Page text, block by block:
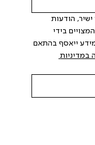
אני מאשר/ת ומסכימ/ה לקבלת דיוור ישיר, הודעות
החברה ובכלל זה דוא"ל SMS ועוד. המידע ייאסף בהתאם
צפייה במדיניות